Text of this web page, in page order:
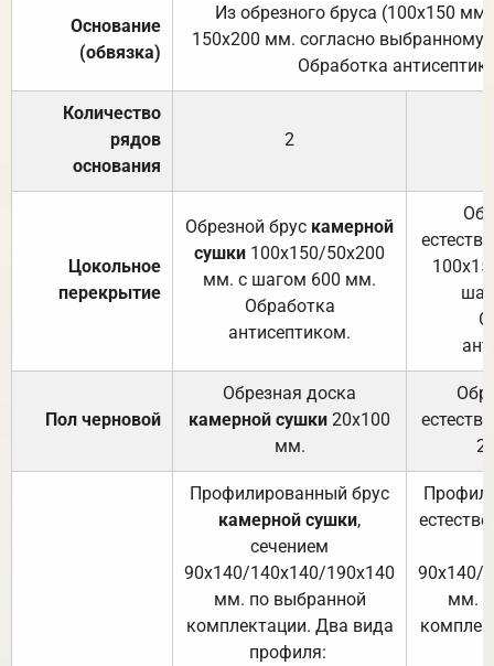
Основание
(обвязка)
Из обрезного бруса (100х150
150х200 мм. согласно выбранному
Обработка
Количество
рядов
основания
2
Цокольное
перекрытие
Обрезной брус камерной
сушки 100х150/50х200
мм. с шагом 600 мм.
Обработка
антисептиком.
Пол черновой
Обрезная доска
камерной сушки 20х100
мм.
Профилированный брус
камерной сушки,
сечением
90х140/140х140/190х140
мм. по выбранной
комплектации. Два вида
профиля:
90х140/
мм.